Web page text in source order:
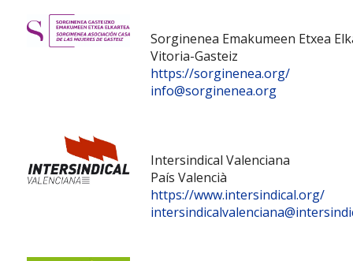
Sorginenea Emakumeen Etxea
Vitoria-Gasteiz
https://sorginenea.org/
info@sorginenea.org
Intersindical Valenciana
País Valencià
https://www.intersindical.org/